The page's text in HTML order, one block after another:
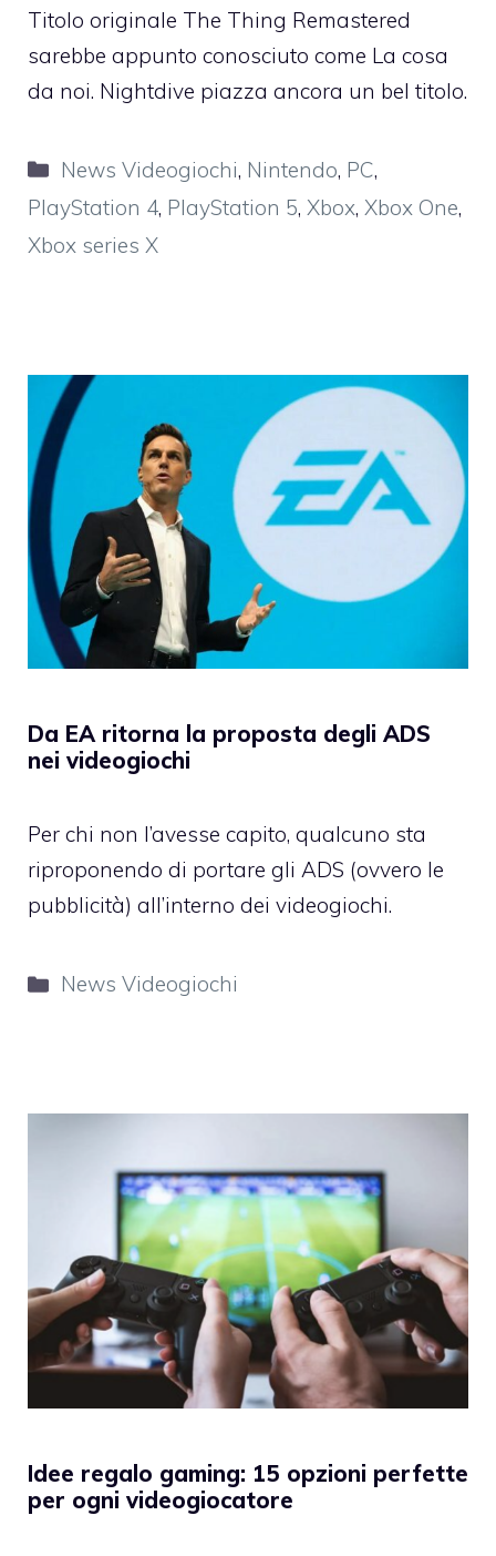
Titolo originale The Thing Remastered
sarebbe appunto conosciuto come La cosa
da noi. Nightdive piazza ancora un bel titolo.
Categorie
News Videogiochi, Nintendo, PC,
PlayStation 4, PlayStation 5, Xbox, Xbox One,
Xbox series X
Da EA ritorna la proposta degli ADS
nei videogiochi
Per chi non l’avesse capito, qualcuno sta
riproponendo di portare gli ADS (ovvero le
pubblicità) all’interno dei videogiochi.
Categorie
News Videogiochi
Idee regalo gaming: 15 opzioni perfette
per ogni videogiocatore